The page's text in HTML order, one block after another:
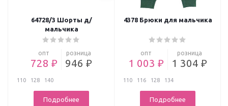
64728/3 Шорты д/
мальчика
опт
728 ₽
розница
946 ₽
110 128 140
Подробнее
4378 Брюки для мальчика
опт
1 003 ₽
розница
1 304 ₽
110 116 128 134
Подробнее